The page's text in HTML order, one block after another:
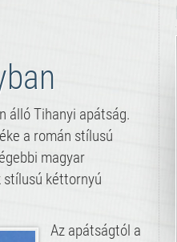
álló Tihanyi apátság.
a román stílusú
magyar
stílusú kéttornyú
Az apátságtól a